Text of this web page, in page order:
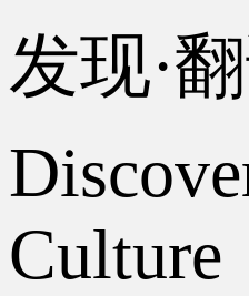
发现·
Culture